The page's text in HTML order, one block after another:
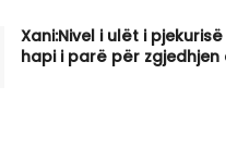
Xani:Nivel i ulët i
hapi i parë për zgjedhjen